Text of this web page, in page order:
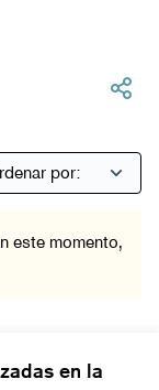
en la
este momento,